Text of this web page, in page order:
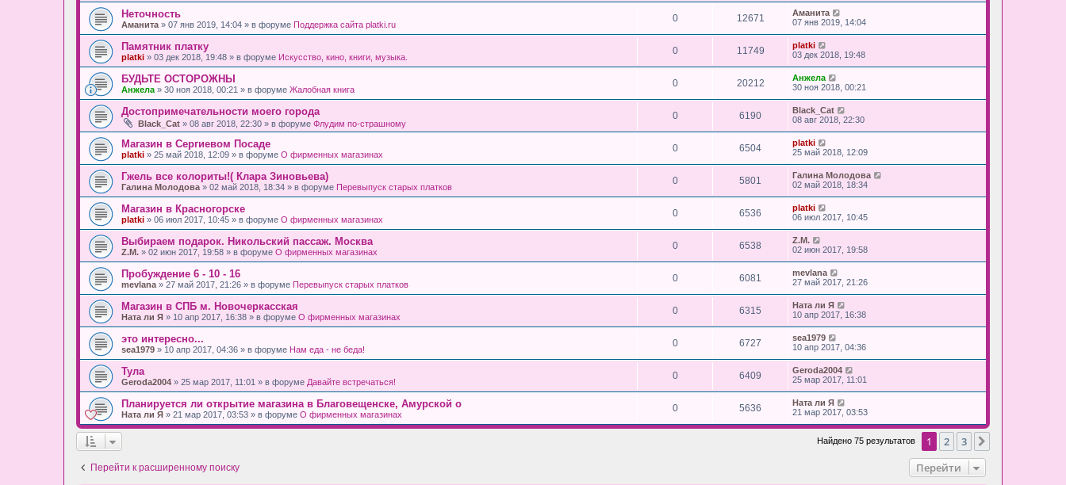
Неточность
Аманита » 07 янв 2019, 14:04 » в форуме Поддержка сайта platki.ru
0 12671
Аманита
07 янв 2019, 14:04
Памятник платку
platki » 03 дек 2018, 19:48 » в форуме Искусство, кино, книги, музыка.
0 11749
platki
03 дек 2018, 19:48
БУДЬТЕ ОСТОРОЖНЫ
Анжела » 30 ноя 2018, 00:21 » в форуме Жалобная книга
0 20212
Анжела
30 ноя 2018, 00:21
Достопримечательности моего города
Black_Cat » 08 авг 2018, 22:30 » в форуме Флудим по-страшному
0 6190
Black_Cat
08 авг 2018, 22:30
Магазин в Сергиевом Посаде
platki » 25 май 2018, 12:09 » в форуме О фирменных магазинах
0 6504
platki
25 май 2018, 12:09
Гжель все колориты!( Клара Зиновьева)
Галина Молодова » 02 май 2018, 18:34 » в форуме Перевыпуск старых платков
0 5801
Галина Молодова
02 май 2018, 18:34
Магазин в Красногорске
platki » 06 июл 2017, 10:45 » в форуме О фирменных магазинах
0 6536
platki
06 июл 2017, 10:45
Выбираем подарок. Никольский пассаж. Москва
Z.M. » 02 июн 2017, 19:58 » в форуме О фирменных магазинах
0 6538
Z.M.
02 июн 2017, 19:58
Пробуждение 6 - 10 - 16
mevlana » 27 май 2017, 21:26 » в форуме Перевыпуск старых платков
0 6081
mevlana
27 май 2017, 21:26
Магазин в СПБ м. Новочеркасская
Ната ли Я » 10 апр 2017, 16:38 » в форуме О фирменных магазинах
0 6315
Ната ли Я
10 апр 2017, 16:38
это интересно...
sea1979 » 10 апр 2017, 04:36 » в форуме Нам еда - не беда!
0 6727
sea1979
10 апр 2017, 04:36
Тула
Geroda2004 » 25 мар 2017, 11:01 » в форуме Давайте встречаться!
0 6409
Geroda2004
25 мар 2017, 11:01
Планируется ли открытие магазина в Благовещенске, Амурской о
Ната ли Я » 21 мар 2017, 03:53 » в форуме О фирменных магазинах
0 5636
Ната ли Я
21 мар 2017, 03:53
Найдено 75 результатов 1 2 3
Перейти к расширенному поиску Перейти